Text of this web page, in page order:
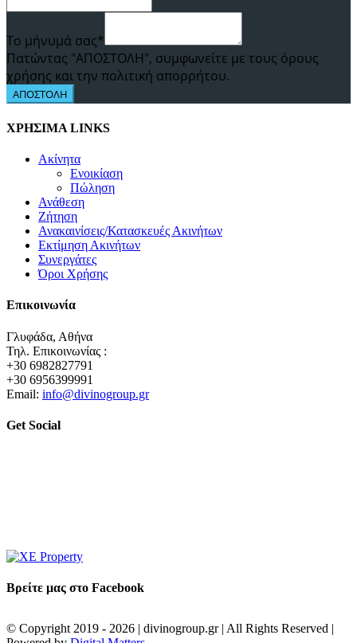
Το μήνυμά σας*
Πατώντας "ΑΠΟΣΤΟΛΗ", συμφωνείτε με τους όρους
χρήσης και την πολιτική απορρήτου.
ΑΠΟΣΤΟΛΗ
ΧΡΗΣΙΜΑ LINKS
Ακίνητα
Ενοικίαση
Πώληση
Ανάθεση
Ζήτηση
Ανακαινίσεις/Κατασκευές Ακινήτων
Εκτίμηση Ακινήτων
Συνεργάτες
Όροι Χρήσης
Επικοινωνία
Γλυφάδα, Αθήνα
Τηλ. Επικοινωνίας :
+30 6982827791
+30 6956399991
Email: info@divinogroup.gr
Get Social
Βρείτε μας στο Facebook
© Copyright 2019 - 2026 | divinogroup.gr | All Rights Reserved |